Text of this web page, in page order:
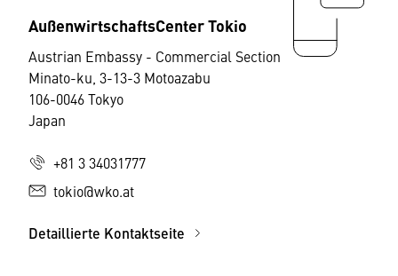
AußenwirtschaftsCenter Tokio
Austrian Embassy - Commercial Section
Minato-ku, 3-13-3 Motoazabu
106-0046 Tokyo
Japan
+81 3 34031777
tokio@wko.at
Detaillierte Kontaktseite